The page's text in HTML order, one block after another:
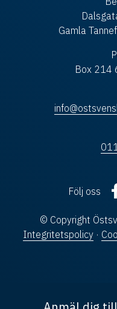
Gamla
Box 214
Följ oss
© Copyright
Integritetspolicy ·